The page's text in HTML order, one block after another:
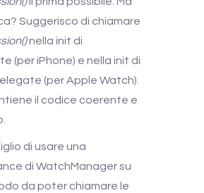
Suggerisco di chiamare
nella init di
(per iPhone) e nella init di
(per Apple Watch).
il codice coerente e
di usare una
di WatchManager su
da poter chiamare le